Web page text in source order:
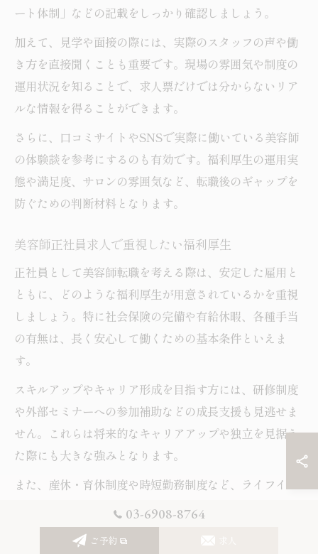
ート体制」などの記載をしっかり確認しましょう。
加えて、見学や面接の際には、実際のスタッフの声や働
き方を直接聞くことも重要です。現場の雰囲気や制度の
運用状況を知ることで、求人票だけでは分からないリア
ルな情報を得ることができます。
さらに、口コミサイトやSNSで実際に働いている美容師
の体験談を参考にするのも有効です。福利厚生の運用実
態や満足度、サロンの雰囲気など、転職後のギャップを
防ぐための判断材料となります。
美容師正社員求人で重視したい福利厚生
正社員として美容師転職を考える際は、安定した雇用と
ともに、どのような福利厚生が用意されているかを重視
しましょう。特に社会保険の完備や有給休暇、各種手当
の有無は、長く安心して働くための基本条件といえま
す。
スキルアップやキャリア形成を目指す方には、研修制度
や外部セミナーへの参加補助などの成長支援も見逃せま
せん。これらは将来的なキャリアアップや独立を見据え
た際にも大きな強みとなります。
また、産休・育休制度や時短勤務制度など、ライフイベ
ントに対応した柔軟な働き方をサポートする福利厚生が
あるかも確認しましょう。家族を持つ方や今後のライフ
プランを大切にしたい方にとっては、重要な判断基準と
03-6908-8764
ご予約